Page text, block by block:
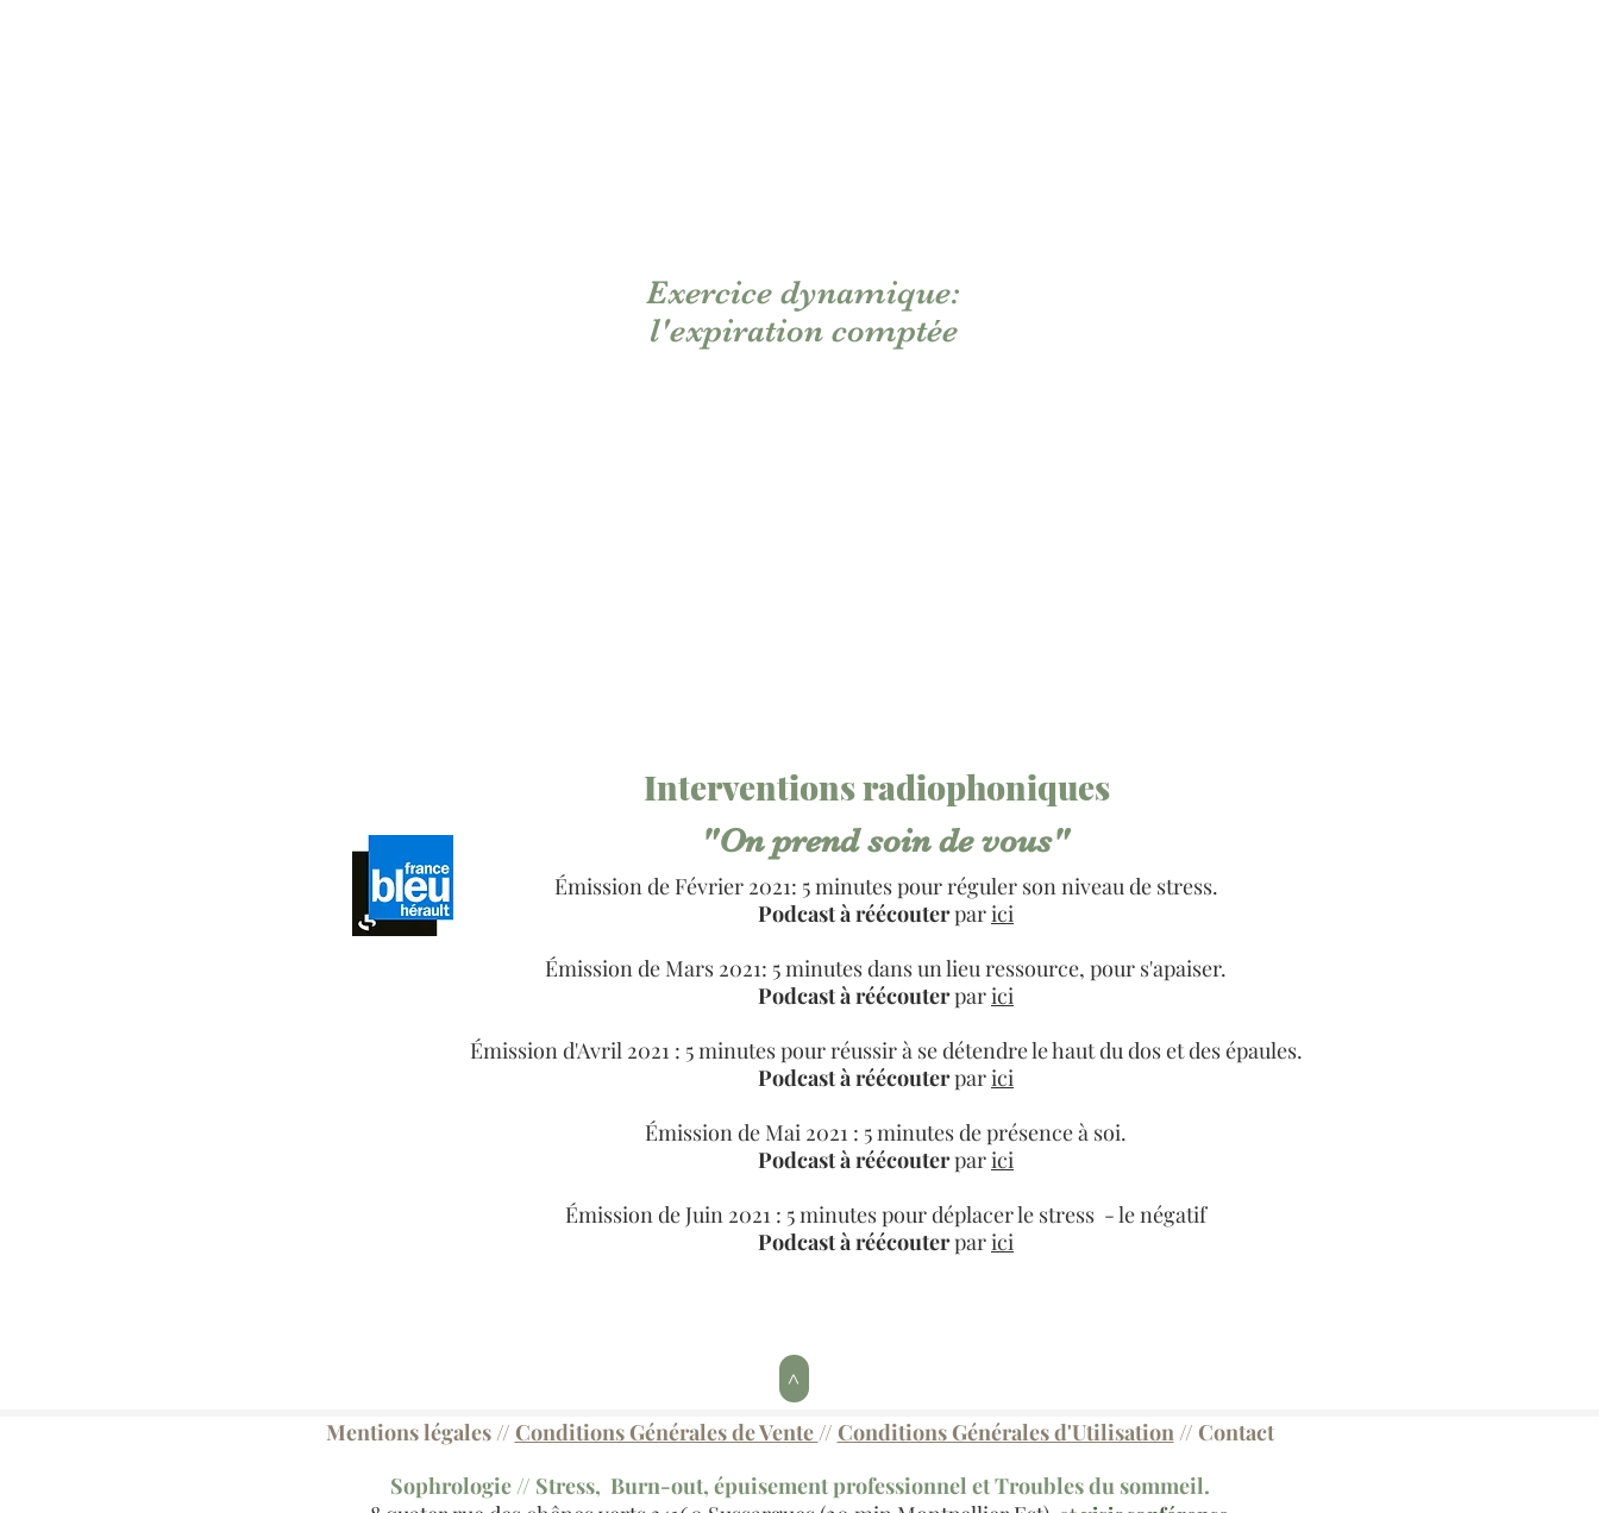
Exercice dynamique:
l'expiration comptée
Interventions radiophoniques
"On prend soin de vous"
Émission de Février 2021: 5 minutes pour réguler son niveau de stress.
Podcast à réécouterparici
Émission de Mars 2021: 5 minutes dans un lieu ressource, pour s'apaiser.
Podcast à réécouterparici
Émission d'Avril 2021 : 5 minutes pour réussir à se détendre le haut du dos et des épaules.
Podcast à réécouterparici
Émission de Mai 2021 : 5 minutes de présence à soi.
Podcast à réécouterparici
Émission de Juin 2021 : 5 minutes pour déplacer le stress - le négatif
Podcast à réécouterparici
>
Mentions légales// Conditions Générales de Vente // Conditions Générales d'Utilisation// Contact
​Sophrologie // Stress, Burn-out, épuisement professionnel et Troubles du sommeil.